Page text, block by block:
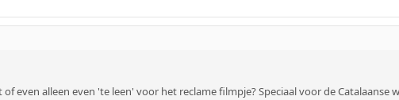
even alleen even 'te leen' voor het reclame filmpje? Speciaal voor de Catalaanse